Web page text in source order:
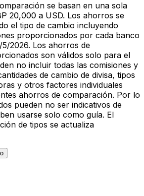
se basan en una sola
20,000 a USD. Los ahorros se
el tipo de cambio incluyendo
proporcionados por cada banco
2026. Los ahorros de
son válidos solo para el
no incluir todas las comisiones y
de cambio de divisa, tipos
y otros factores individuales
ahorros de comparación. Por lo
pueden no ser indicativos de
usarse solo como guía. El
de tipos se actualiza